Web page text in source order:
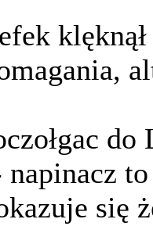
się